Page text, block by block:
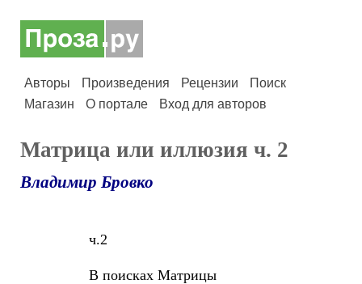
Авторы Произведения Рецензии
Поиск
Магазин
О портале Вход для авторов
Матрица или иллюзия ч. 2
Владимир Бровко
ч.2
В поисках Матрицы